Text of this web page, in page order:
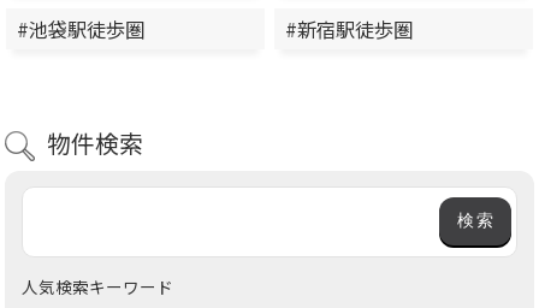
#池袋駅徒歩圏
#新宿駅徒歩圏
物件検索
人気検索キーワード